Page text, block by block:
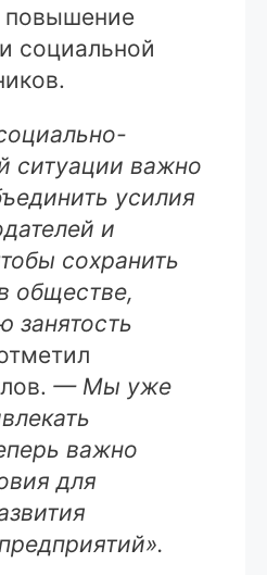
повышение
социальной
ситуации важно
усилия
и
сохранить
обществе,
занятость
— Мы уже
важно
для